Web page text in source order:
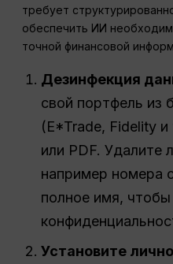
требует
обеспечить ИИ
точной финансовой
Дезинфекция
свой портфель из
(E*Trade, Fidelity
или PDF. Удалите
например номера
полное имя, чтобы
Установите